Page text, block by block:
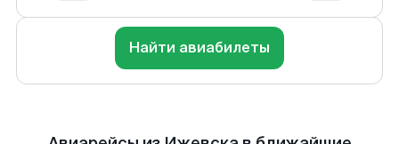
Найти авиабилеты